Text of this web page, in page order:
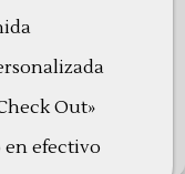
Avisos Legales
Out»
en efectivo